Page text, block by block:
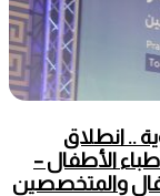
.. انطلاق
الأطفال –
والمتخصصين